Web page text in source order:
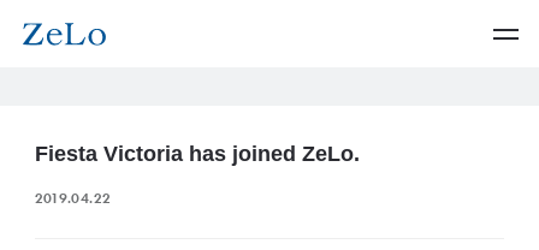
Fiesta Victoria has joined ZeLo.
2019.04.22